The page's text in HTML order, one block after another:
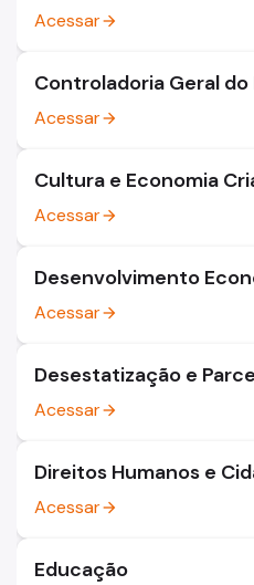
Acessararrow_forward
Controladoria Geral
Acessararrow_forward
Cultura e Economia
Acessararrow_forward
Desenvolvimento
Acessararrow_forward
Desestatização e
Acessararrow_forward
Direitos Humanos e
Acessararrow_forward
Educação